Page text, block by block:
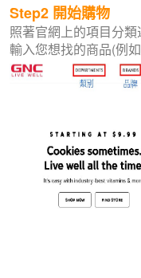
Step2 開始購物
照著官網上的項目分
輸入您想找的商品(例